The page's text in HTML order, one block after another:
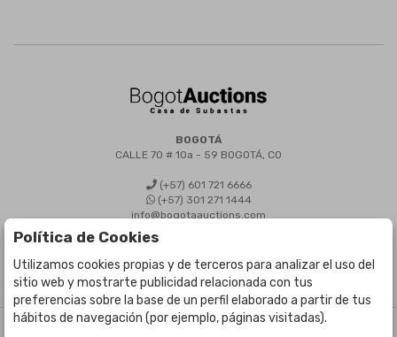
BOGOTÁ
CALLE 70 # 10a - 59 BOGOTÁ, CO
(+57) 601 721 6666
(+57) 301 271 1444
info@bogotaauctions.com
Política de Cookies
Utilizamos cookies propias y de terceros para analizar el uso del
sitio web y mostrarte publicidad relacionada con tus
preferencias sobre la base de un perfil elaborado a partir de tus
hábitos de navegación (por ejemplo, páginas visitadas).